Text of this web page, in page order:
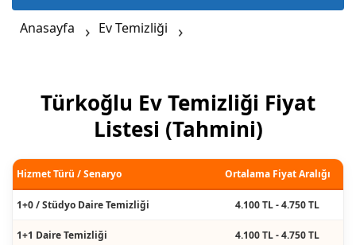
Anasayfa Ev Temizliği
Türkoğlu Ev Temizliği Fiyat
Listesi (Tahmini)
Hizmet Türü / Senaryo Ortalama Fiyat Aralığı
1+0 / Stüdyo Daire Temizliği 4.100 TL - 4.750 TL
1+1 Daire Temizliği 4.100 TL - 4.750 TL